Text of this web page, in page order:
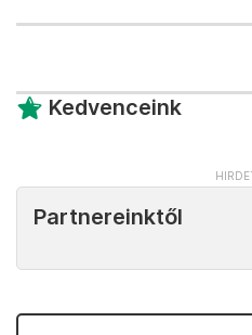
Kedvenceink
Partnereinktől